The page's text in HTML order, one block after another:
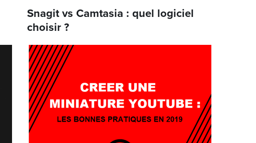
Snagit vs Camtasia : quel logiciel
choisir ?